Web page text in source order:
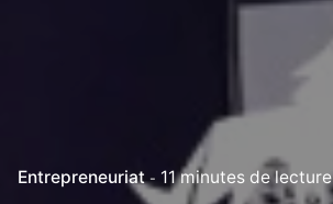
Entrepreneuriat 11 minutes de lecture